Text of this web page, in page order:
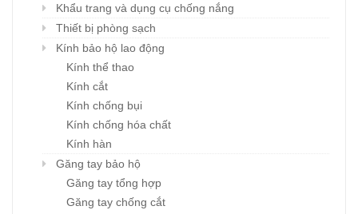
Khẩu trang và dụng cụ chống nắng
Thiết bị phòng sạch
Kính bảo hộ lao động
Kính thể thao
Kính cắt
Kính chống bụi
Kính chống hóa chất
Kính hàn
Găng tay bảo hộ
Găng tay tổng hợp
Găng tay chống cắt